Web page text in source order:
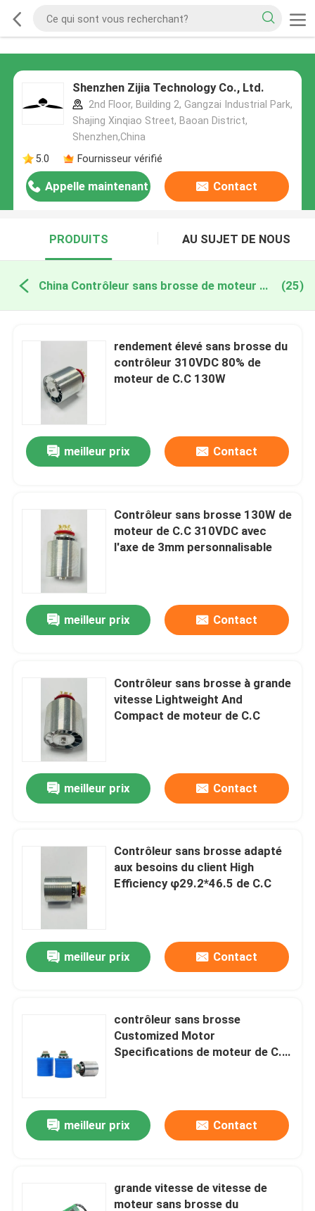
Shenzhen Zijia Technology Co., Ltd.
2nd Floor, Building 2, Gangzai Industrial Park,
Shajing Xinqiao Street, Baoan District,
Shenzhen,China
5.0
Fournisseur vérifié
Appelle maintenant Contact
PRODUITS AU SUJET DE NOUS
China Contrôleur sans brosse de moteur de C.C (25)
rendement élevé sans brosse du
contrôleur 310VDC 80% de
moteur de C.C 130W
meilleur prix Contact
Contrôleur sans brosse 130W de
moteur de C.C 310VDC avec
l'axe de 3mm personnalisable
meilleur prix Contact
Contrôleur sans brosse à grande
vitesse Lightweight And
Compact de moteur de C.C
meilleur prix Contact
Contrôleur sans brosse adapté
aux besoins du client High
Efficiency φ29.2*46.5 de C.C
meilleur prix Contact
contrôleur sans brosse
Customized Motor
Specifications de moteur de C.C
meilleur prix Contact
grande vitesse de vitesse de
moteur sans brosse du